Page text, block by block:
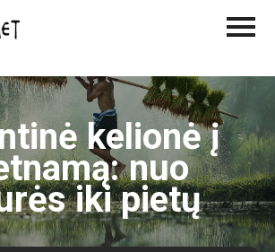
kelionė į
nuo
iki pietų